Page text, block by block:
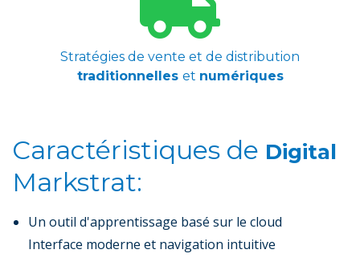
Stratégies de vente et de distribution
traditionnelles et numériques
Caractéristiques de Digital
Markstrat:
Un outil d'apprentissage basé sur le cloud
Interface moderne et navigation intuitive